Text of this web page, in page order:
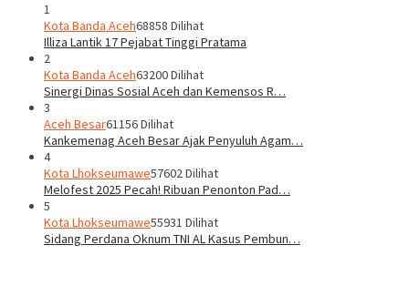
1
Kota Banda Aceh68858 Dilihat
Illiza Lantik 17 Pejabat Tinggi Pratama
2
Kota Banda Aceh63200 Dilihat
Sinergi Dinas Sosial Aceh dan Kemensos R…
3
Aceh Besar61156 Dilihat
Kankemenag Aceh Besar Ajak Penyuluh Agam…
4
Kota Lhokseumawe57602 Dilihat
Melofest 2025 Pecah! Ribuan Penonton Pad…
5
Kota Lhokseumawe55931 Dilihat
Sidang Perdana Oknum TNI AL Kasus Pembun…